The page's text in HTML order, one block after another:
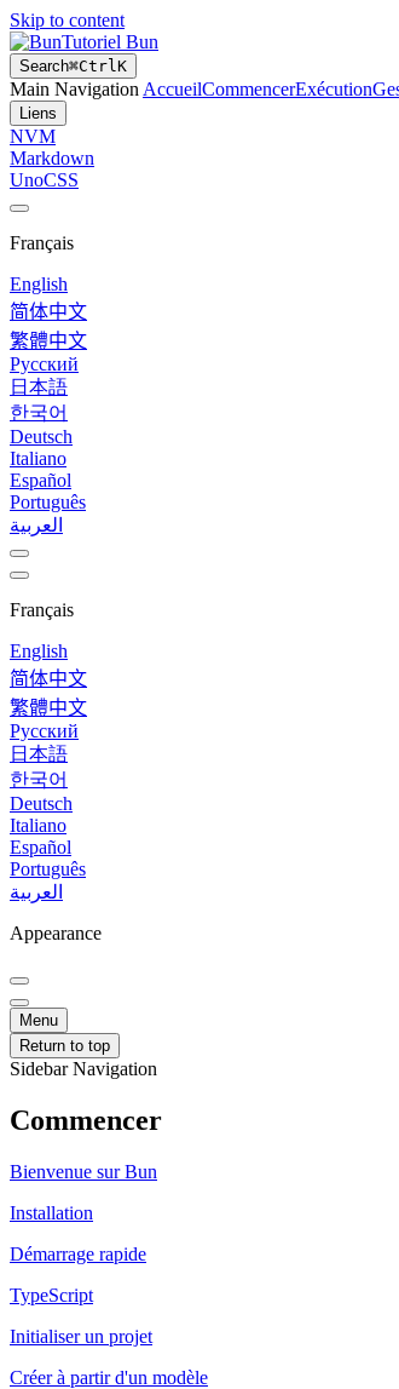
Skip to content
Tutoriel Bun
Search⌘CtrlK
Main Navigation AccueilCommencerExécution
Liens
NVM
Markdown
UnoCSS
Français
English
简体中文
繁體中文
Русский
日本語
한국어
Deutsch
Italiano
Español
Português
العربية
Français
English
简体中文
繁體中文
Русский
日本語
한국어
Deutsch
Italiano
Español
Português
العربية
Appearance
Menu
Return to top
Sidebar Navigation
Commencer
Bienvenue sur Bun
Installation
Démarrage rapide
TypeScript
Initialiser un projet
Créer à partir d'un modèle